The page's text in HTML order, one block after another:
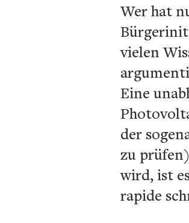
Wer hat
vielen
Eine
der
zu
wird, ist
rapide